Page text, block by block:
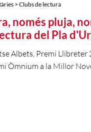
> Clubs de lectura
només pluja,
del Pla
Albets, Premi Llibreter
Òmnium a la Millor